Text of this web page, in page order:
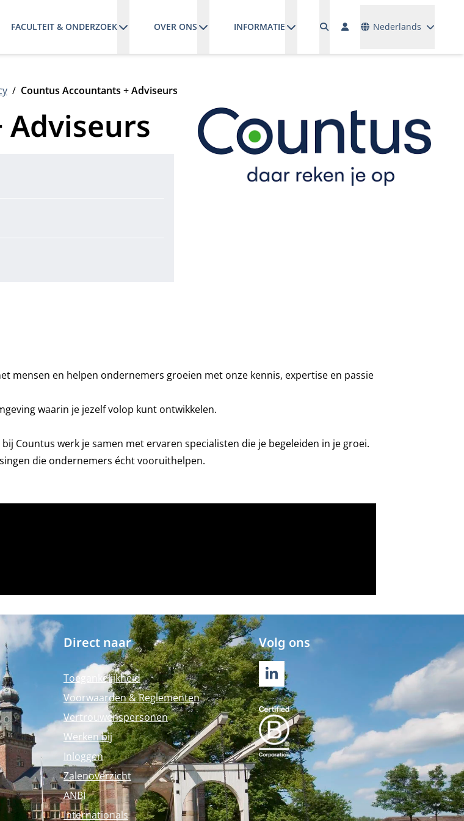
FACULTEIT & ONDERZOEK OVER ONS INFORMATIE Nederlands
Countus Accountants + Adviseurs
mensen en helpen ondernemers groeien met onze kennis, expertise en passie
waarin je jezelf volop kunt ontwikkelen.
Countus werk je samen met ervaren specialisten die je begeleiden in je groei.
die ondernemers écht vooruithelpen.
Direct naar
Toegankelijkheid
Voorwaarden & Reglementen
Vertrouwenspersonen
Werken bij
Inloggen
Zalenoverzicht
ANBI
Internationals
Volg ons
LINKEDIN